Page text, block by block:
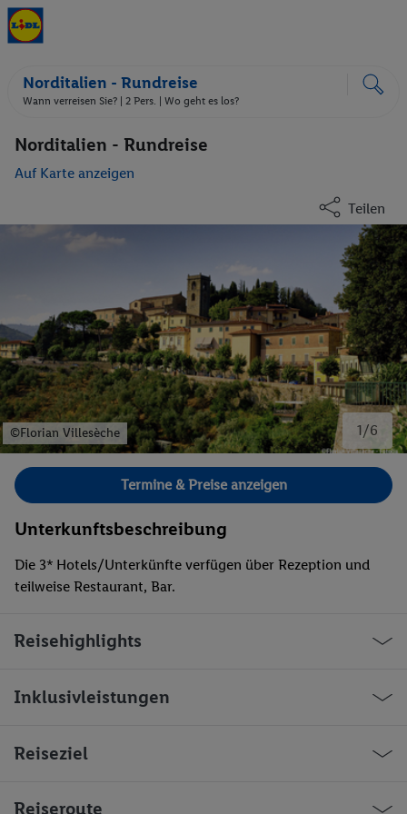
Norditalien - Rundreise
Wann verreisen Sie? | 2 Pers. | Wo geht es los?
Norditalien - Rundreise
Auf Karte anzeigen
Teilen
1/6
©Florian Villesèche
Bild 1 von 6.
Termine & Preise anzeigen
Unterkunftsbeschreibung
Die 3* Hotels/Unterkünfte verfügen über Rezeption und
teilweise Restaurant, Bar.
Reisehighlights
Inklusivleistungen
Reiseziel
Norditalien entdecken!
Reiseroute